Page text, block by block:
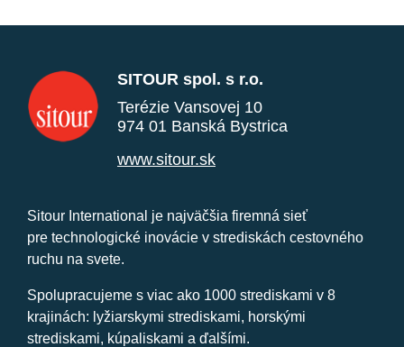
SITOUR spol. s r.o.
Terézie Vansovej 10
974 01 Banská Bystrica
www.sitour.sk
Sitour International je najväčšia firemná sieť
pre technologické inovácie v strediskách cestovného
ruchu na svete.
Spolupracujeme s viac ako 1000 strediskami v 8
krajinách: lyžiarskymi strediskami, horskými
strediskami, kúpaliskami a ďalšími.